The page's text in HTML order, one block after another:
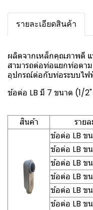
รายละเอียดสินค้า
ผลิตจากเหล็กคุณภาพดี แ
สามารถต่อท่อแยกท่อตา
อุปกรณ์ต่อกับท่อระบบไ
ข้อต่อ LB มี 7 ขนาด (1/
สินค้า ราย
ข้อต่อ LB ข
ข้อต่อ LB ข
ข้อต่อ LB ข
ข้อต่อ LB ข
ข้อต่อ LB ข
ข้อต่อ LB ข